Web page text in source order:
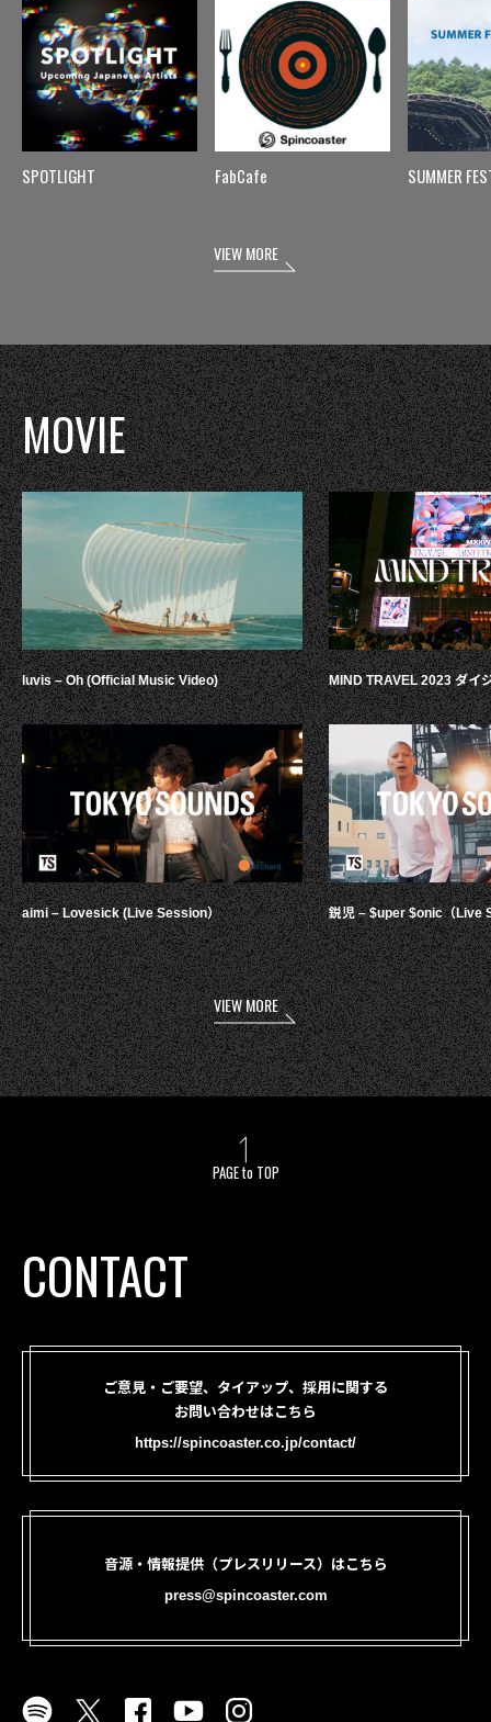
SPOTLIGHT FabCafe SUMMER
VIEW MORE
MOVIE
luvis – Oh (Official Music Video)
aimi – Lovesick (Live Session）
MIND TRAVEL 2023 ダイ
鋭児 – $uper $onic（Live
VIEW MORE
PAGE to TOP
CONTACT
ご意見・ご要望、タイアップ、採用に関する
お問い合わせはこちら
https://spincoaster.co.jp/contact/
音源・情報提供（プレスリリース）はこちら
press@spincoaster.com